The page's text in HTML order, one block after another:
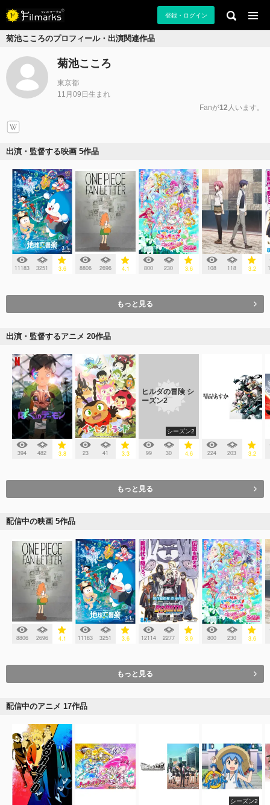
登録・ログイン
菊池こころのプロフィール・出演関連作品
菊池こころ
東京都
11月09日生まれ
Fanが12 人います。
出演・監督する映画 5作品
11183 3251 3.6 8806 2696 4.1 800 230 3.6 108 118 3.2
もっと見る
出演・監督するアニメ 20作品
394 482 3.8 23 41 3.3
ヒルダの冒険 シ
ーズン2
シーズン2
99 30 4.6 224 203 3.2
もっと見る
配信中の映画 5作品
8806 2696 4.1 11183 3251 3.6 12114 2277 3.9 800 230 3.6
もっと見る
配信中のアニメ 17作品
シーズン2